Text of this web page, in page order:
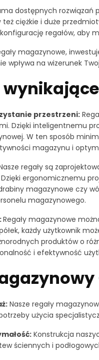
dostępnych rozwiązań
też ciężkie i duże
regałów, aby
magazynowe,
wpływa na wizerunek
przestrzeni:
Dzięki inteligentnemu
W ten sposób
magazynu i
regały są
ergonomicznemu
magazynowe czy
magazynowego.
Regały magazynowe
każdy użytkownik
produktów o
i efektywność
Nasze regały
użycia
Konstrukcja
ściennych i